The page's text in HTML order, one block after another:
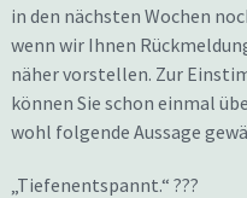
in den nächsten Wochen
wenn wir Ihnen
näher vorstellen. Zur
können Sie schon einmal
wohl folgende Aussage
„Tiefenentspannt.“ ???